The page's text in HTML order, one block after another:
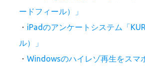
ードフィール）」
・ iPadのアンケートシステム「
ル）」
・ Windowsのハイレゾ再生をスマ